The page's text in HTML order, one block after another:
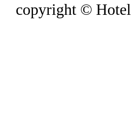
copyright © Hotel